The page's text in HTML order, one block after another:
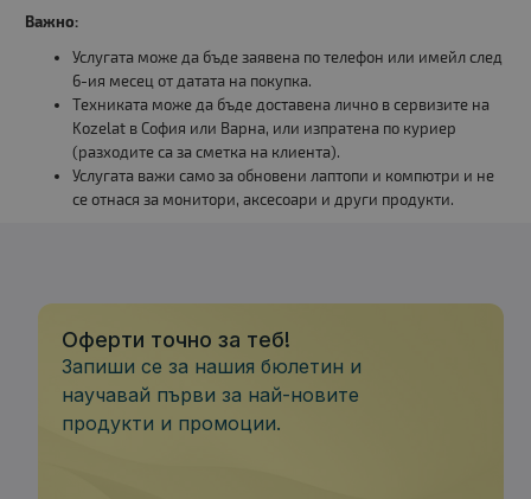
Важно:
Услугата може да бъде заявена по телефон или имейл след
6-ия месец от датата на покупка.
Техниката може да бъде доставена лично в сервизите на
Kozelat в София или Варна, или изпратена по куриер
(разходите са за сметка на клиента).
Услугата важи само за обновени лаптопи и компютри и не
се отнася за монитори, аксесоари и други продукти.
Оферти точно за теб!
Запиши се за нашия бюлетин и
научавай първи за най-новите
продукти и промоции.